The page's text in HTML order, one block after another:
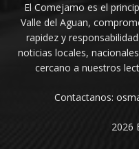
El Comejamo es el
Valle del Aguan,
rapidez y
noticias locales,
cercano a nuestros
Contactanos:
2026